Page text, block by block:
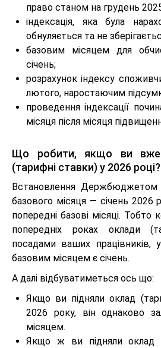
право станом на грудень
індексація, яка була
обнуляється та не
базовим місяцем для
січень;
розрахунок індексу
лютого, наростаючим
проведення індексації
місяця після місяця
Що робити, якщо ви вже
(тарифні ставки) у 2026 році?
Встановлення Держбюджетом
базового місяця — січень 2026
попередні базові місяці. Тобто
попередніх роках оклади
посадами ваших
базовим місяцем є січень.
А далі відбуватиметься ось що:
Якщо ви підняли оклад
2026 року, він однаково
місяцем.
Якщо ж ви підняли оклад